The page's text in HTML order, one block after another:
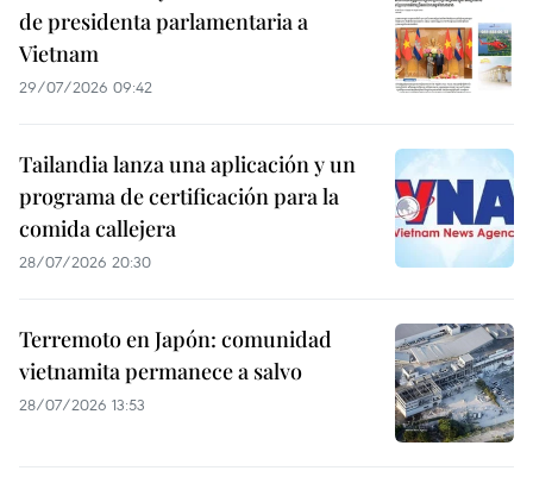
de presidenta parlamentaria a
Vietnam
29/07/2026 09:42
Tailandia lanza una aplicación y un
programa de certificación para la
comida callejera
28/07/2026 20:30
Terremoto en Japón: comunidad
vietnamita permanece a salvo
28/07/2026 13:53